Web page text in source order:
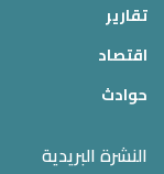
تقارير
اقتصاد
حوادث
النشرة البريدية